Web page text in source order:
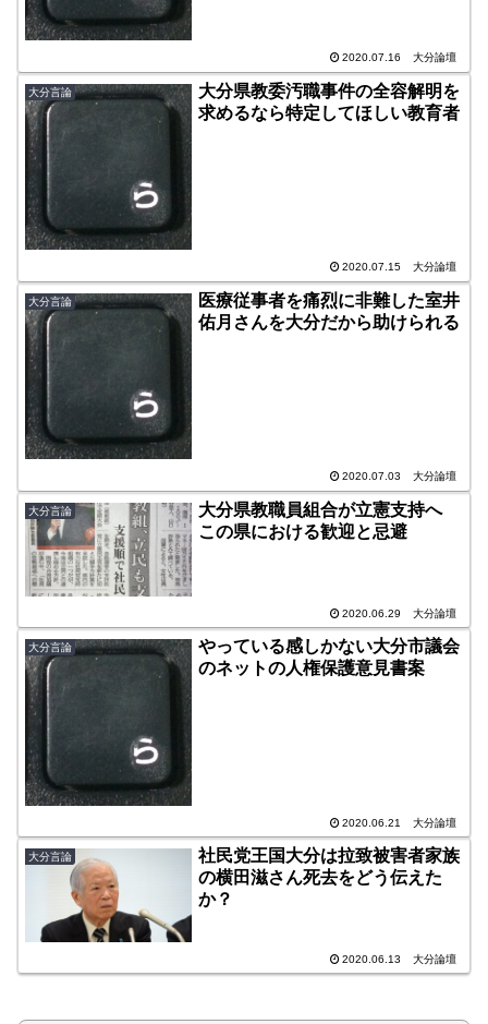
2020.07.16 大分論壇
大分言論
大分県教委汚職事件の全容解明を
求めるなら特定してほしい教育者
2020.07.15 大分論壇
大分言論
医療従事者を痛烈に非難した室井
佑月さんを大分だから助けられる
2020.07.03 大分論壇
大分言論
大分県教職員組合が立憲支持へ
この県における歓迎と忌避
2020.06.29 大分論壇
大分言論
やっている感しかない大分市議会
のネットの人権保護意見書案
2020.06.21 大分論壇
大分言論
社民党王国大分は拉致被害者家族
の横田滋さん死去をどう伝えた
か？
2020.06.13 大分論壇